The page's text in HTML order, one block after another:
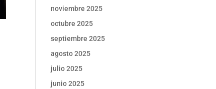
noviembre 2025
octubre 2025
septiembre 2025
agosto 2025
julio 2025
junio 2025